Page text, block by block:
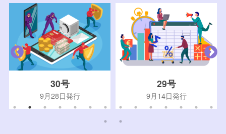
30号
9月28日発行
29号
9月14日発行